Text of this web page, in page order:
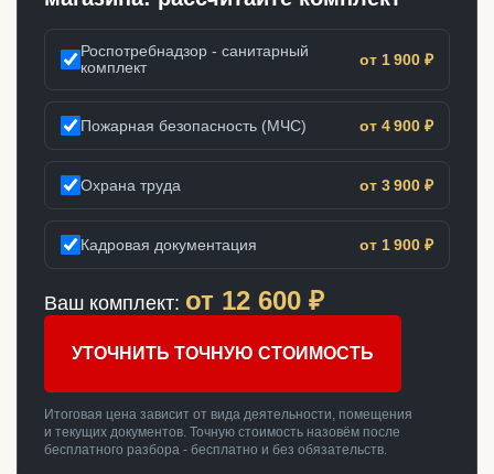
Роспотребнадзор - санитарный
комплект
от 1 900 ₽
Пожарная безопасность (МЧС) от 4 900 ₽
Охрана труда от 3 900 ₽
Кадровая документация от 1 900 ₽
Ваш комплект: от 12 600 ₽
УТОЧНИТЬ ТОЧНУЮ СТОИМОСТЬ
Итоговая цена зависит от вида деятельности, помещения
и текущих документов. Точную стоимость назовём после
бесплатного разбора - бесплатно и без обязательств.